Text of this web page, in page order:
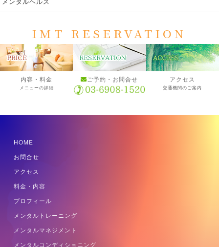
IMT RESERVATION
内容・料金
メニューの詳細
ご予約・お問合せ アクセス
交通機関のご案内
HOME
お問合せ
アクセス
料金・内容
プロフィール
メンタルトレーニング
メンタルマネジメント
メンタルコンディショニング